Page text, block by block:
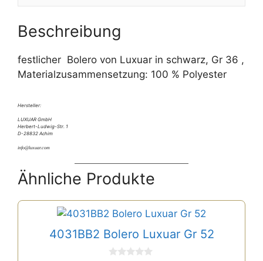
e
Beschreibung
festlicher Bolero von Luxuar in schwarz, Gr 36 ,
Materialzusammensetzung: 100 % Polyester
Hersteller:
LUXUAR GmbH
Herbert-Ludwig-Str. 1
D-28832 Achim
info@luxuar.com
Ähnliche Produkte
4031BB2 Bolero Luxuar Gr 52